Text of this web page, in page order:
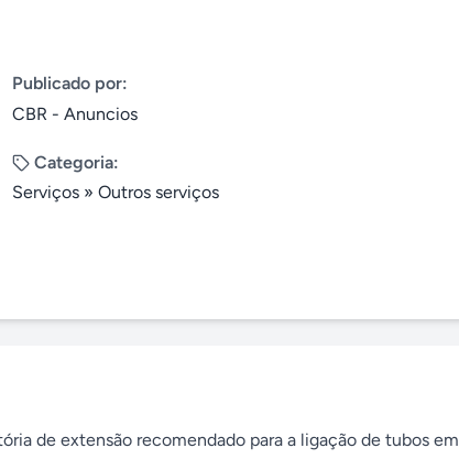
Publicado por:
CBR - Anuncios
Categoria:
Serviços » Outros serviços
de extensão recomendado para a ligação de tubos em